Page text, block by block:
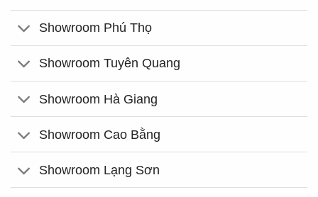
Showroom Phú Thọ
Showroom Tuyên Quang
Showroom Hà Giang
Showroom Cao Bằng
Showroom Lạng Sơn